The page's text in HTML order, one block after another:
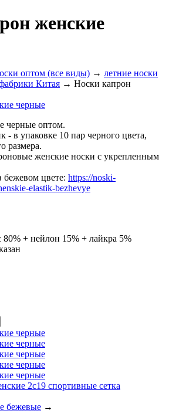
женские
оптом (все виды) → летние носки
Китая → Носки капрон
черные оптом.
- в упаковке 10 пар черного цвета,
размера.
женские носки с укрепленным
бежевом цвете: https://noski-
elastik-bezhevye
80% + нейлон 15% + лайкра 5%
2с19 спортивные сетка
бежевые →